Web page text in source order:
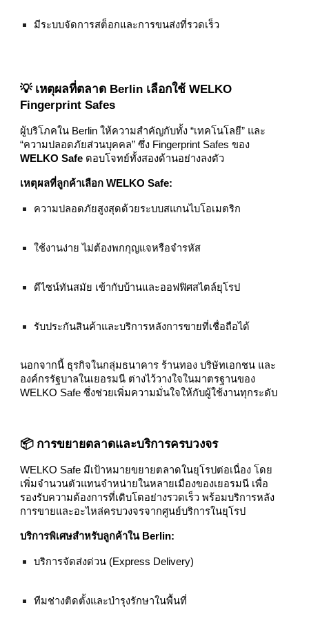
มีระบบจัดการสต็อกและการขนส่งที่รวดเร็ว
💡 เหตุผลที่ตลาด Berlin เลือกใช้ WELKO
Fingerprint Safes
ผู้บริโภคใน Berlin ให้ความสำคัญกับทั้ง “เทคโนโลยี” และ
“ความปลอดภัยส่วนบุคคล” ซึ่ง Fingerprint Safes ของ
WELKO Safe ตอบโจทย์ทั้งสองด้านอย่างลงตัว
เหตุผลที่ลูกค้าเลือก WELKO Safe:
ความปลอดภัยสูงสุดด้วยระบบสแกนไบโอเมตริก
ใช้งานง่าย ไม่ต้องพกกุญแจหรือจำรหัส
ดีไซน์ทันสมัย เข้ากับบ้านและออฟฟิศสไตล์ยุโรป
รับประกันสินค้าและบริการหลังการขายที่เชื่อถือได้
นอกจากนี้ ธุรกิจในกลุ่มธนาคาร ร้านทอง บริษัทเอกชน และ
องค์กรรัฐบาลในเยอรมนี ต่างไว้วางใจในมาตรฐานของ
WELKO Safe ซึ่งช่วยเพิ่มความมั่นใจให้กับผู้ใช้งานทุกระดับ
📦 การขยายตลาดและบริการครบวงจร
WELKO Safe มีเป้าหมายขยายตลาดในยุโรปต่อเนื่อง โดย
เพิ่มจำนวนตัวแทนจำหน่ายในหลายเมืองของเยอรมนี เพื่อ
รองรับความต้องการที่เติบโตอย่างรวดเร็ว พร้อมบริการหลัง
การขายและอะไหล่ครบวงจรจากศูนย์บริการในยุโรป
บริการพิเศษสำหรับลูกค้าใน Berlin:
บริการจัดส่งด่วน (Express Delivery)
ทีมช่างติดตั้งและบำรุงรักษาในพื้นที่